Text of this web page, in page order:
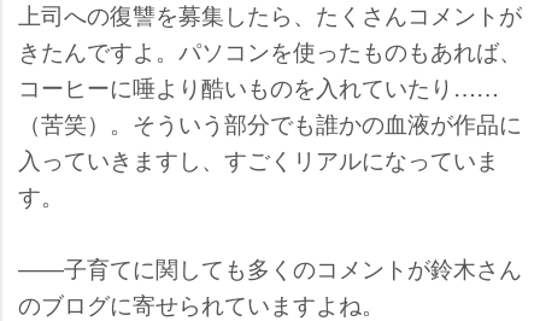
上司への復讐を募集したら、たくさんコメントが
きたんですよ。パソコンを使ったものもあれば、
コーヒーに唾より酷いものを入れていたり……
（苦笑）。そういう部分でも誰かの血液が作品に
入っていきますし、すごくリアルになっていま
す。
――子育てに関しても多くのコメントが鈴木さん
のブログに寄せられていますよね。